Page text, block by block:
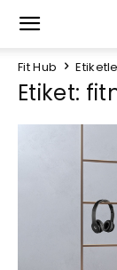
Fit Hub
Etiket: